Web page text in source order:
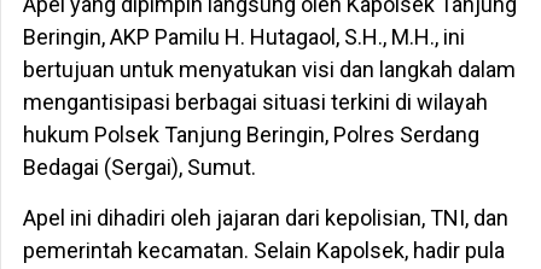
Beringin, AKP Pamilu H. Hutagaol, S.H., M.H., ini
bertujuan untuk menyatukan visi dan langkah dalam
mengantisipasi berbagai situasi terkini di wilayah
hukum Polsek Tanjung Beringin, Polres Serdang
Bedagai (Sergai), Sumut.
Apel ini dihadiri oleh jajaran dari kepolisian, TNI, dan
pemerintah kecamatan. Selain Kapolsek, hadir pula